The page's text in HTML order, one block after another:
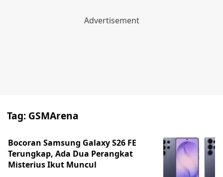
Tag: GSMArena
Bocoran Samsung Galaxy S26 FE
Terungkap, Ada Dua Perangkat
Misterius Ikut Muncul